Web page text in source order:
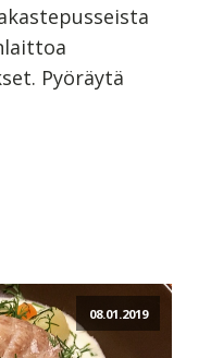
Pyöräytä
08.01.2019